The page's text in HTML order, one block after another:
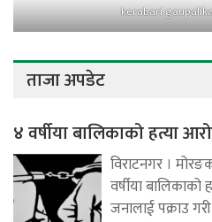
kerabari
ताजा अपडेट
४ वर्षीया बालिकाको हत्या
विराटनगर ।
वर्षीया
जनालाई पक्राउ गरी